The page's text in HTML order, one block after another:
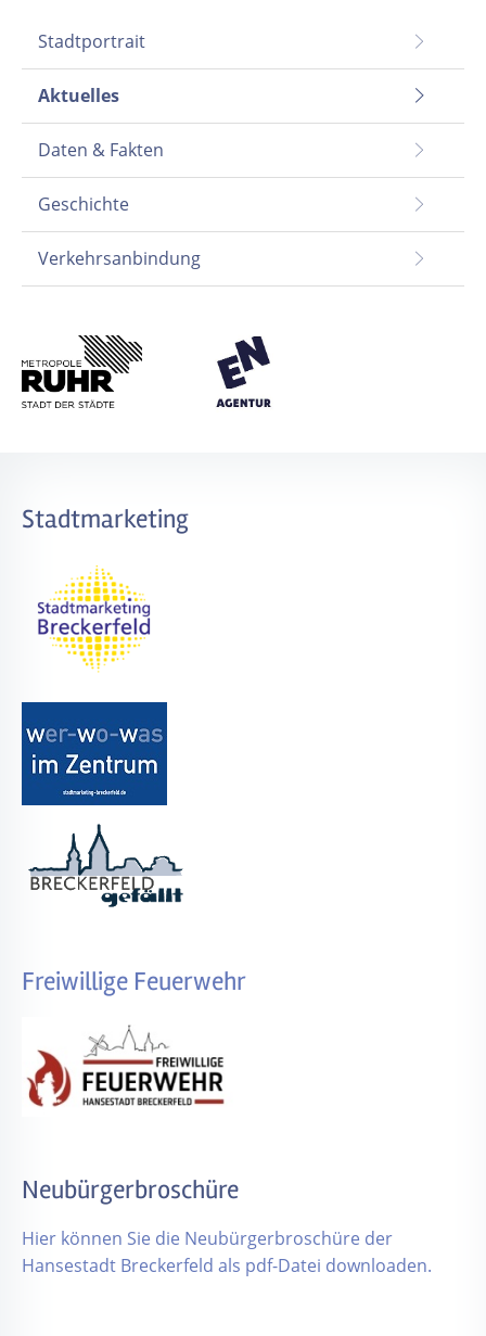
Stadtportrait
Aktuelles
Daten & Fakten
Geschichte
Verkehrsanbindung
Stadtmarketing
Freiwillige Feuerwehr
Neubürgerbroschüre
Hier können Sie die Neubürgerbroschüre der
Hansestadt Breckerfeld als pdf-Datei downloaden.